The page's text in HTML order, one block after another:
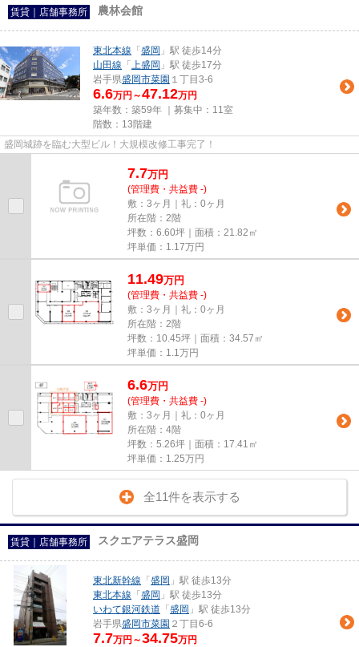
賃貸｜店舗事務所 農林会館
東北本線 「 盛岡 」駅 徒歩14分
山田線 「 上盛岡 」駅 徒歩17分
岩手県盛岡市菜園 １丁目3-6
6.6万円～47.12万円
築年数：築59年 ｜募集中： 11室
階数：13階建
盛岡城跡を臨む大型ビル！大規模改修工事完了！
7.7万円
(管理費・共益費 -)
敷：3ヶ月｜礼：0ヶ月
所在階：2階
坪数：6.60坪｜面積：21.82㎡
坪単価： 1.17万円
11.49万円
(管理費・共益費 -)
敷：3ヶ月｜礼：0ヶ月
所在階：2階
坪数：10.45坪｜面積：34.57㎡
坪単価： 1.1万円
6.6万円
(管理費・共益費 -)
敷：3ヶ月｜礼：0ヶ月
所在階：4階
坪数：5.26坪｜面積：17.41㎡
坪単価： 1.25万円
全11件を表示する
賃貸｜店舗事務所 スクエアテラス盛岡
東北新幹線 「 盛岡 」駅 徒歩13分
東北本線 「 盛岡 」駅 徒歩13分
いわて銀河鉄道 「 盛岡 」駅 徒歩13分
岩手県盛岡市菜園 ２丁目6-6
7.7万円～34.75万円